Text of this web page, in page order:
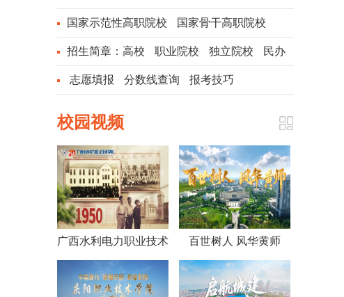
国家示范性高职院校 国家骨干高职院校
招生简章： 高校 职业院校 独立院校 民办
院校志愿填报 分数线查询 报考技巧
校园视频
广西水利电力职业技术
学院视频《70年，70
人》
百世树人 风华黄师
——黄冈师范学院宣传
片2026版